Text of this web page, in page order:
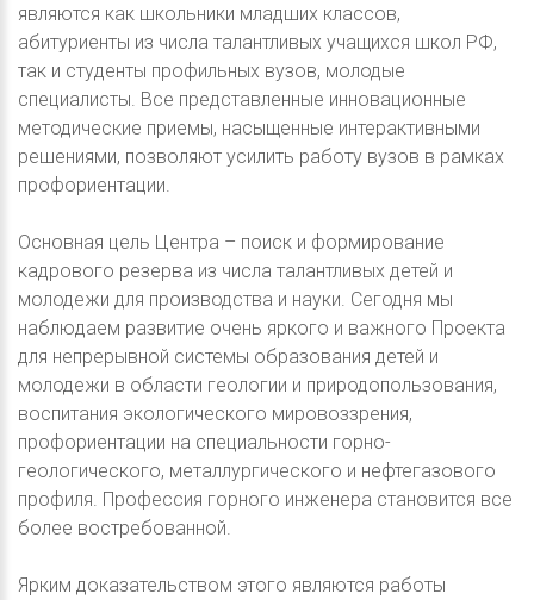
являются как школьники младших классов,
абитуриенты из числа талантливых учащихся школ РФ,
так и студенты профильных вузов, молодые
специалисты. Все представленные инновационные
методические приемы, насыщенные интерактивными
решениями, позволяют усилить работу вузов в рамках
профориентации.
Основная цель Центра – поиск и формирование
кадрового резерва из числа талантливых детей и
молодежи для производства и науки. Сегодня мы
наблюдаем развитие очень яркого и важного Проекта
для непрерывной системы образования детей и
молодежи в области геологии и природопользования,
воспитания экологического мировоззрения,
профориентации на специальности горно-
геологического, металлургического и нефтегазового
профиля. Профессия горного инженера становится все
более востребованной.
Ярким доказательством этого являются работы